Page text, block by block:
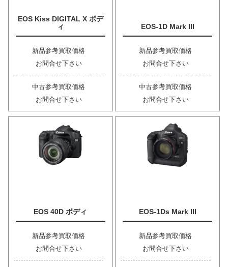
EOS Kiss DIGITAL X ボデ
ィ
新品参考買取価格
お問合せ下さい
中古参考買取価格
お問合せ下さい
EOS-1D Mark III
新品参考買取価格
お問合せ下さい
中古参考買取価格
お問合せ下さい
EOS 40D ボディ
新品参考買取価格
お問合せ下さい
EOS-1Ds Mark III
新品参考買取価格
お問合せ下さい